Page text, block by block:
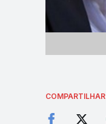
COMPARTILHAR